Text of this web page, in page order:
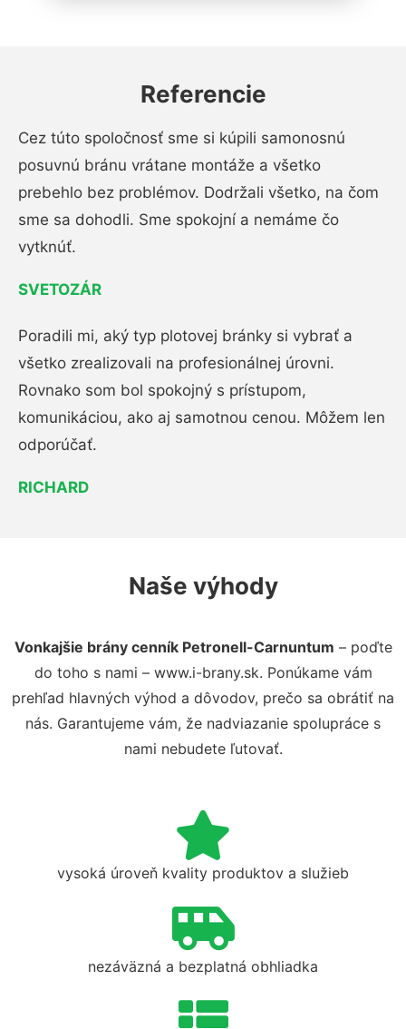
Referencie
Cez túto spoločnosť sme si kúpili samonosnú
posuvnú bránu vrátane montáže a všetko
prebehlo bez problémov. Dodržali všetko, na čom
sme sa dohodli. Sme spokojní a nemáme čo
vytknúť.
SVETOZÁR
Poradili mi, aký typ plotovej bránky si vybrať a
všetko zrealizovali na profesionálnej úrovni.
Rovnako som bol spokojný s prístupom,
komunikáciou, ako aj samotnou cenou. Môžem len
odporúčať.
RICHARD
Naše výhody
Vonkajšie brány cenník Petronell-Carnuntum – poďte
do toho s nami – www.i-brany.sk. Ponúkame vám
prehľad hlavných výhod a dôvodov, prečo sa obrátiť na
nás. Garantujeme vám, že nadviazanie spolupráce s
nami nebudete ľutovať.
vysoká úroveň kvality produktov a služieb
nezáväzná a bezplatná obhliadka